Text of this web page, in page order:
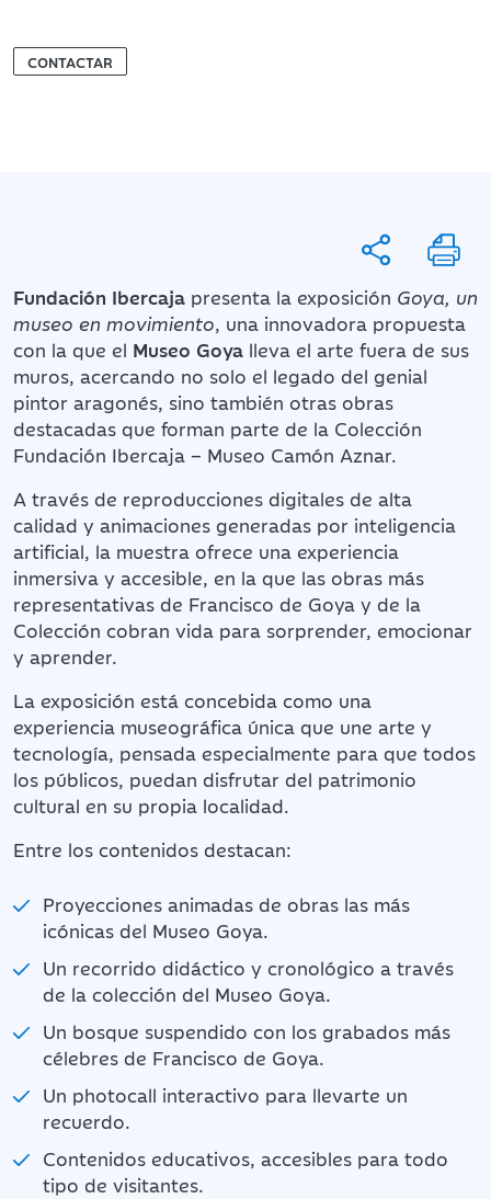
CONTACTAR
Fundación Ibercaja presenta la exposición Goya, un
museo en movimiento, una innovadora propuesta
con la que el Museo Goya lleva el arte fuera de sus
muros, acercando no solo el legado del genial
pintor aragonés, sino también otras obras
destacadas que forman parte de la Colección
Fundación Ibercaja – Museo Camón Aznar.
A través de reproducciones digitales de alta
calidad y animaciones generadas por inteligencia
artificial, la muestra ofrece una experiencia
inmersiva y accesible, en la que las obras más
representativas de Francisco de Goya y de la
Colección cobran vida para sorprender, emocionar
y aprender.
La exposición está concebida como una
experiencia museográfica única que une arte y
tecnología, pensada especialmente para que todos
los públicos, puedan disfrutar del patrimonio
cultural en su propia localidad.
Entre los contenidos destacan:
Proyecciones animadas de obras las más
icónicas del Museo Goya.
Un recorrido didáctico y cronológico a través
de la colección del Museo Goya.
Un bosque suspendido con los grabados más
célebres de Francisco de Goya.
Un photocall interactivo para llevarte un
recuerdo.
Contenidos educativos, accesibles para todo
tipo de visitantes.